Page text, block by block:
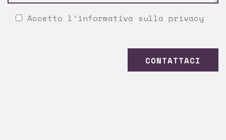
Accetto l' informativa sulla privacy